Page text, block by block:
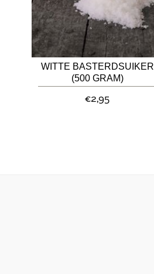
WITTE BASTERDSUIKER
(500 GRAM)
€2,95